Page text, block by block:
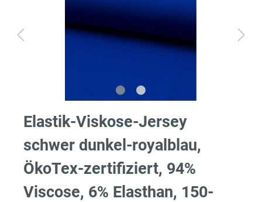
Elastik-Viskose-Jersey
schwer dunkel-royalblau,
ÖkoTex-zertifiziert, 94%
Viscose, 6% Elasthan, 150-